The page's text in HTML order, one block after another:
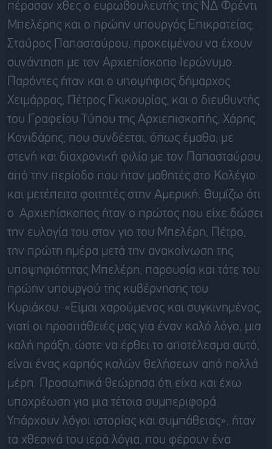
πέρασαν χθες ο ευρωβουλευτής της ΝΔ Φρέντι
Μπελέρης και ο πρώην υπουργός Επικρατείας,
Σταύρος Παπασταύρου, προκειμένου να έχουν
συνάντηση με τον Αρχιεπίσκοπο Ιερώνυμο.
Παρόντες ήταν και ο υποψήφιος δήμαρχος
Χειμάρρας, Πέτρος Γκικουρίας, και ο διευθυντής
του Γραφείου Τύπου της Αρχιεπισκοπής, Χάρης
Κονιδάρης, που συνδέεται, όπως έμαθα, με
στενή και διαχρονική φιλία με τον Παπασταύρου,
από την περίοδο που ήταν μαθητές στο Κολέγιο
και μετέπειτα φοιτητές στην Αμερική. Θυμίζω ότι
ο Αρχιεπίσκοπος ήταν ο πρώτος που είχε δώσει
την ευλογία του στον γιο του Μπελέρη, Πέτρο,
την πρώτη ημέρα μετά την ανακοίνωση της
υποψηφιότητας Μπελέρη, παρουσία και τότε του
πρώην υπουργού της κυβέρνησης του
Κυριάκου. «Είμαι χαρούμενος και συγκινημένος,
γιατί οι προσπάθειές μας για έναν καλό λόγο, μια
καλή πράξη, ώστε να έρθει το αποτέλεσμα αυτό,
είναι ένας καρπός καλών θελήσεων από πολλά
μέρη. Προσωπικά θεώρησα ότι είχα και έχω
υποχρέωση για μια τέτοια συμπεριφορά.
Υπάρχουν λόγοι ιστορίας και συμπάθειας», ήταν
τα χθεσινά του ιερά λόγια, που φέρουν ένα